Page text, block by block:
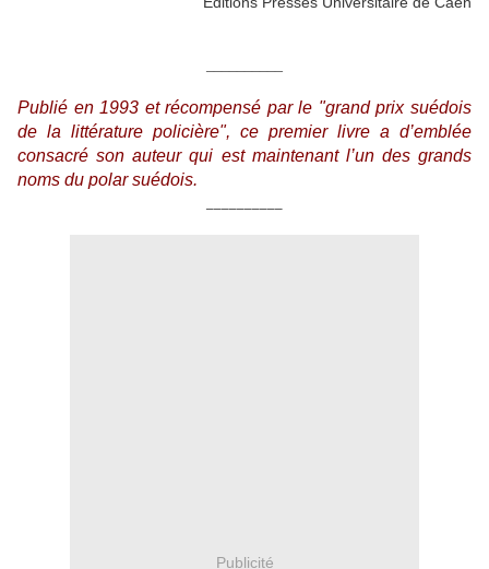
Publié en 1993 et récompensé par le "grand prix suédois
de la littérature policière", ce premier livre a d’emblée
consacré son auteur qui est maintenant l’un des grands
noms du polar suédois.
Publicité